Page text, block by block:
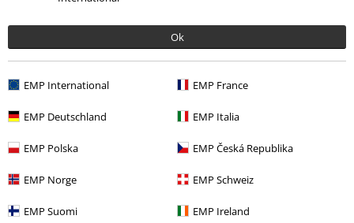
Ok
EMP International EMP France
EMP Deutschland EMP Italia
EMP Polska EMP Česká Republika
EMP Norge EMP Schweiz
EMP Suomi EMP Ireland
Unser Kundenservice ist für dich da
Ja, unser Kundenservice ist heute wieder erreichbar von 08:00 Uhr bis
18:00 Uhr.Mehr Infos
Chat starten